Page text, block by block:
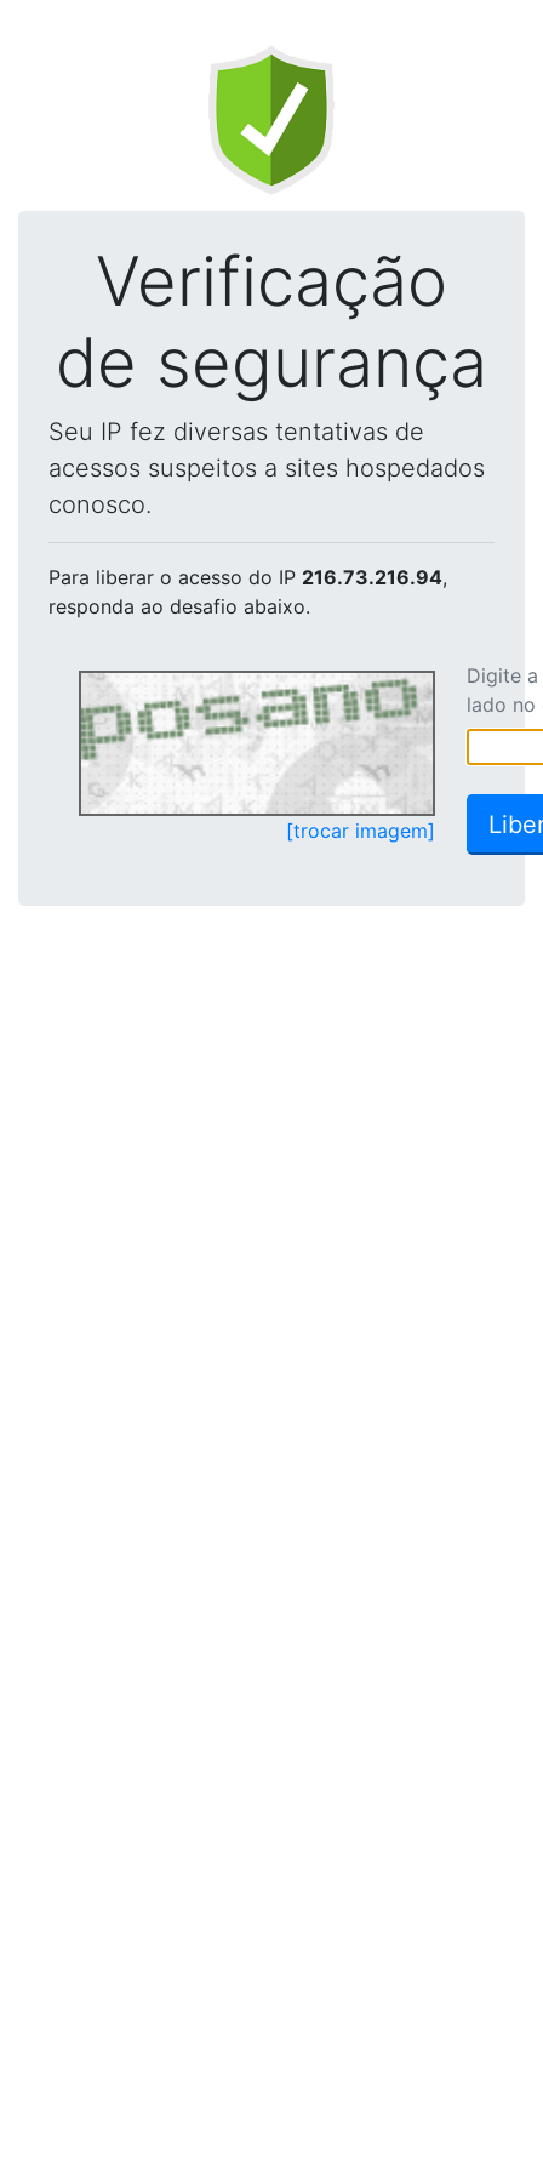
Verificação
de segurança
Seu IP fez diversas tentativas de
acessos suspeitos a sites hospedados
conosco.
Para liberar o acesso do IP 216.73.216.94,
responda ao desafio abaixo.
[trocar imagem]
Digite
lado no